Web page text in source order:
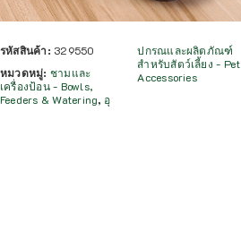
รหัสสินค้า: 329550
หมวดหมู่: ชามและ
เครื่องป้อน - Bowls,
Feeders & Watering, อุ
ปกรณและผลิตภัณฑ์
สำหรับสัตว์เลี้ยง - Pet
Accessories